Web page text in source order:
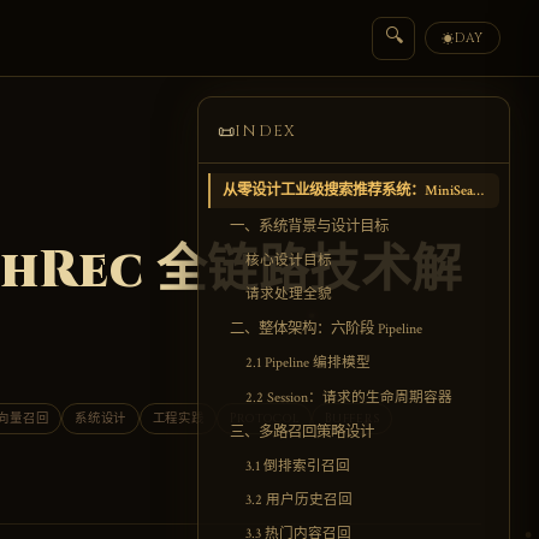
🔍 ☀DAY
全链路技术解
量召回 系统设计 工程实践
📜INDEX
从零设计工业级搜索推荐系统：MiniSearchRec 全链路技术解析
一、系统背景与设计目标
核心设计目标
请求处理全貌
二、整体架构：六阶段 Pipeline
2.1 Pipeline 编排模型
2.2 Session：请求的生命周期容器
三、多路召回策略设计
3.1 倒排索引召回
3.2 用户历史召回
3.3 热门内容召回